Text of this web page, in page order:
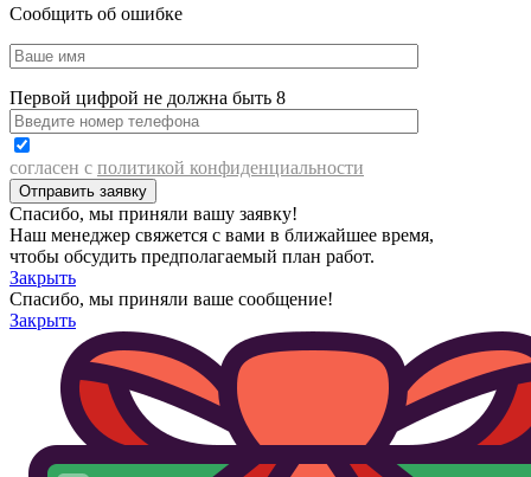
Сообщить об ошибке
Первой цифрой не должна быть 8
согласен с политикой конфиденциальности
Спасибо, мы приняли вашу заявку!
Наш менеджер свяжется с вами в ближайшее время,
чтобы обсудить предполагаемый план работ.
Закрыть
Спасибо, мы приняли ваше сообщение!
Закрыть